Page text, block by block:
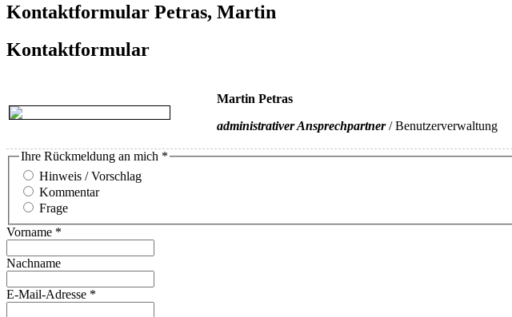
Kontaktformular Petras, Martin
Kontaktformular
Martin Petras
administrativer Ansprechpartner/ Benutzerverwaltung
Ihre Rückmeldung an mich *
Hinweis / Vorschlag
Kommentar
Frage
Vorname *
Nachname
E-Mail-Adresse *